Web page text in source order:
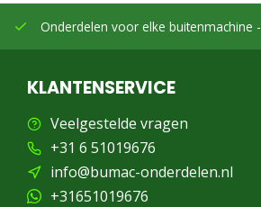
Onderdelen voor elke buitenmachine -
KLANTENSERVICE
Veelgestelde vragen
+31 6 51019676
info@bumac-onderdelen.nl
+31651019676